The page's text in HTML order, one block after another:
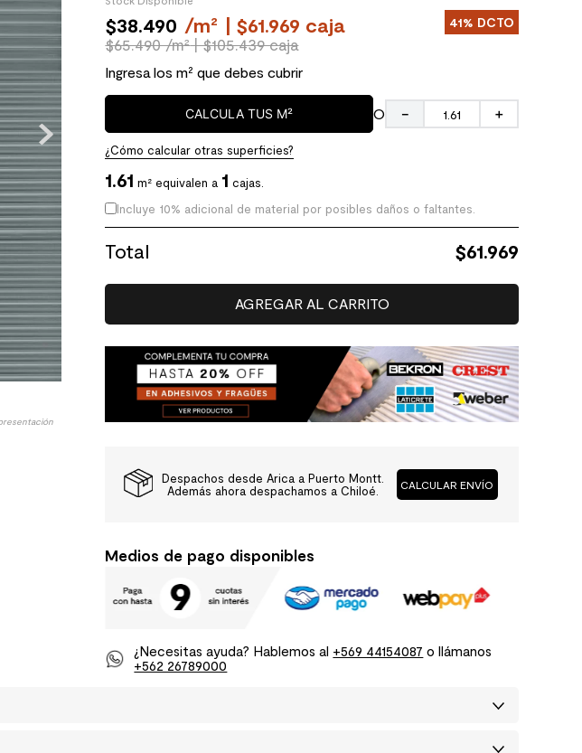
$38.490 /m² | $61.969 caja 41% DCTO
$65.490 /m²| $105.439 caja
Ingresa los m² que debes cubrir
CALCULA TUS M² O ＋
－
¿Cómo calcular otras superficies?
1.61 m² equivalen a 1 cajas.
Incluye 10% adicional de material por posibles daños o faltantes.
Total $61.969
AGREGAR AL CARRITO
Despachos desde Arica a Puerto Montt.
Además ahora despachamos a Chiloé.
CALCULAR ENVÍO
Medios de pago disponibles
¿Necesitas ayuda? Hablemos al +569 44154087 o llámanos
+562 26789000